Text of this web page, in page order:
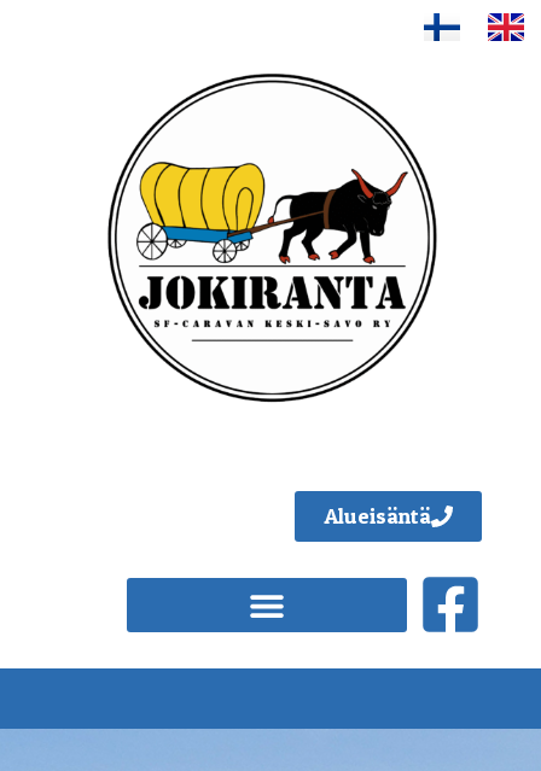
Alueisäntä